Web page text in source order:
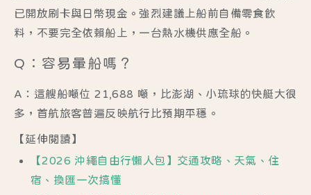
已開放刷卡與日幣現金。強烈建議上船前自備零食飲
料，不要完全依賴船上，一台熱水機供應全船。
Q：容易暈船嗎？
A：這艘船噸位 21,688 噸，比澎湖、小琉球的快艇大很
多，首航旅客普遍反映航行比預期平穩。
【延伸閱讀】
【2026 沖繩自由行懶人包】交通攻略、天氣、住
宿、換匯一次搞懂